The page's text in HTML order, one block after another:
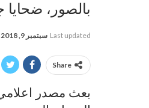
بالصور،
Last updated سبتمبر 9, 2018
Share
بعث مصدر